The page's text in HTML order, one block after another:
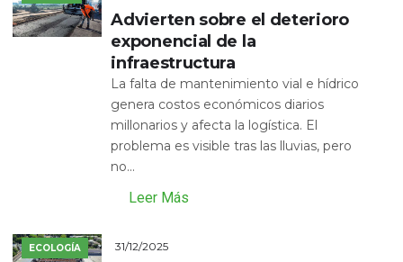
Advierten sobre el deterioro
exponencial de la
infraestructura
La falta de mantenimiento vial e hídrico
genera costos económicos diarios
millonarios y afecta la logística. El
problema es visible tras las lluvias, pero
no...
Leer Más
ECOLOGÍA 31/12/2025